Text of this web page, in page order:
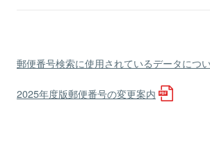
郵便番号検索に使用されているデータにつ
2025年度版郵便番号の変更案内